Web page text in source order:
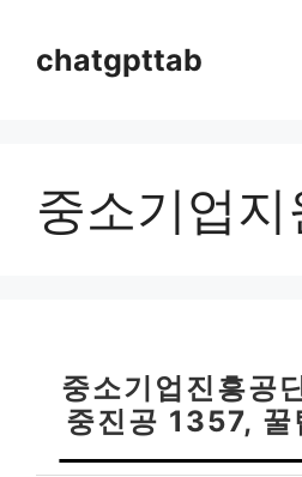
chatgpttab
중소기업지
중소기업진흥공
중진공 1357, 꿀